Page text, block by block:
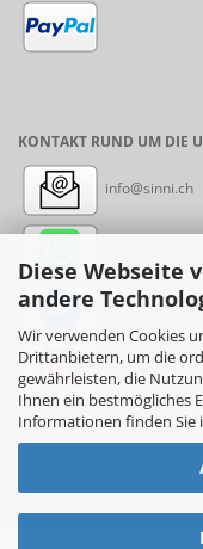
Diese Webseite
andere
Wir verwenden Cookies
Drittanbietern, um die
gewährleisten, die
Ihnen ein bestmögliches
Informationen finden Sie
KONTAKT RUND UM DIE
info@sinni.ch
Messenger:
Instagram:
Online-